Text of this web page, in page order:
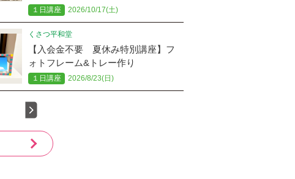
１日講座 2026/10/17(土)
くさつ平和堂
【入会金不要 夏休み特別講座】フ
ォトフレーム&トレー作り
１日講座 2026/8/23(日)